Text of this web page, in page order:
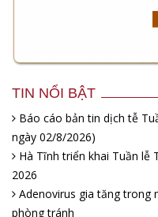
TIN NỔI BẬT
Báo cáo bản tin dịch tễ
ngày 02/8/2026)
Hà Tĩnh triển khai Tuần lễ
2026
Adenovirus gia tăng trong
phòng tránh